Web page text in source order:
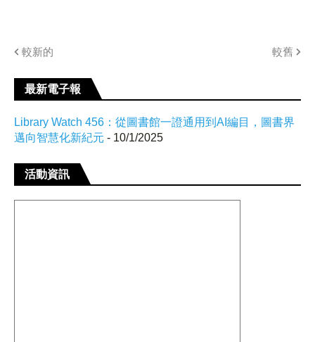
較新的 較舊
最新電子報
Library Watch 456：從圖書館一證通用到AI編目，圖書界
邁向智慧化新紀元 - 10/1/2025
活動資訊